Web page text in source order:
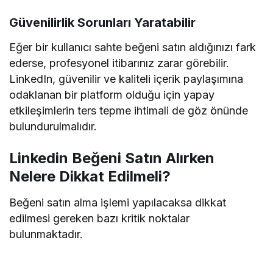
Güvenilirlik Sorunları Yaratabilir
Eğer bir kullanıcı sahte beğeni satın aldığınızı fark
ederse, profesyonel itibarınız zarar görebilir.
LinkedIn, güvenilir ve kaliteli içerik paylaşımına
odaklanan bir platform olduğu için yapay
etkileşimlerin ters tepme ihtimali de göz önünde
bulundurulmalıdır.
Linkedin Beğeni Satın Alırken
Nelere Dikkat Edilmeli?
Beğeni satın alma işlemi yapılacaksa dikkat
edilmesi gereken bazı kritik noktalar
bulunmaktadır.